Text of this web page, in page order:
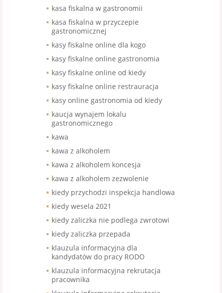
kasa fiskalna w gastronomii
kasa fiskalna w przyczepie
gastronomicznej
kasy fiskalne online dla kogo
kasy fiskalne online gastronomia
kasy fiskalne online od kiedy
kasy fiskalne online restrauracja
kasy online gastronomia od kiedy
kaucja wynajem lokalu
gastronomicznego
kawa
kawa z alkoholem
kawa z alkoholem koncesja
kawa z alkoholem zezwolenie
kiedy przychodzi inspekcja handlowa
kiedy wesela 2021
kiedy zaliczka nie podlega zwrotowi
kiedy zaliczka przepada
klauzula informacyjna dla
kandydatów do pracy RODO
klauzula informacyjna rekrutacja
pracownika